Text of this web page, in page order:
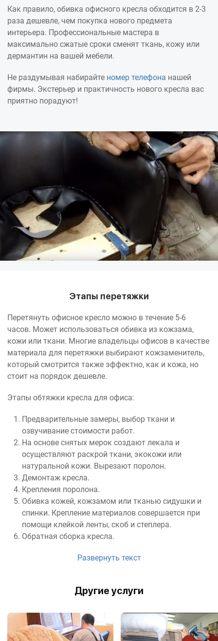
Как правило, обивка офисного кресла обходится в 2-3
раза дешевле, чем покупка нового предмета
интерьера. Профессиональные мастера в
максимально сжатые сроки сменят ткань, кожу или
дермантин на вашей мебели.
Не раздумывая набирайте номер телефона нашей
фирмы. Экстерьер и практичность нового кресла вас
приятно порадуют!
Этапы перетяжки
Перетянуть офисное кресло можно в течение 5-6
часов. Может использоваться обивка из кожзама,
кожи или ткани. Многие владельцы офисов в качестве
материала для перетяжки выбирают кожзаменитель,
который смотрится также эффектно, как и кожа, но
стоит на порядок дешевле.
Этапы обтяжки кресла для офиса:
Предварительные замеры, выбор ткани и
озвучивание стоимости работ.
На основе снятых мерок создают лекала и
осуществляют раскрой ткани, экокожи или
натуральной кожи. Вырезают поролон.
Демонтаж кресла.
Крепления поролона.
Обивка кожей, кожзамом или тканью сидушки и
спинки. Крепление материалов совершается при
помощи клейкой ленты, скоб и степлера.
Обратная сборка кресла.
Развернуть текст
Другие услуги